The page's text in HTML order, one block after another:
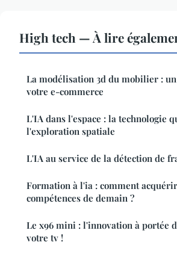
High tech — À lire
La modélisation 3d du mobilier :
votre e-commerce
L'IA dans l'espace : la technologie
l'exploration spatiale
L'IA au service de la détection de
Formation à l'ia : comment
compétences de demain ?
Le x96 mini : l'innovation à portée
votre tv !